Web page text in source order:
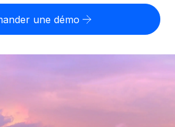
des freelances
opérations complexes liées à l’emploi
États-Unis (par État)
à travers les différents États des
coût des employés
devises disponibles et les vitesses de
freelances internationaux
une démo